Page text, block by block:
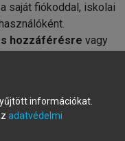
saját fiókoddal, iskolai
hozzáférésre vagy
új fiókot.
automatikusan
információkat.
adatvédelmi